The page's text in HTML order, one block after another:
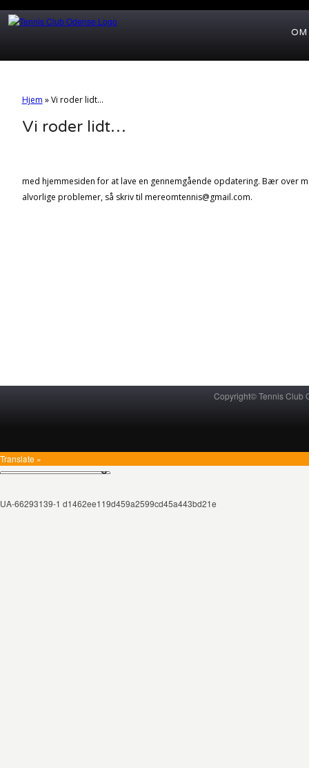
OM
Hjem »Vi roder lidt…
Vi roder lidt…
med hjemmesiden for at lave en gennemgående opdatering. Bær over
alvorlige problemer, så skriv til mereomtennis@gmail.com.
Copyright© Tennis Club
Translate »
UA-66293139-1 d1462ee119d459a2599cd45a443bd21e